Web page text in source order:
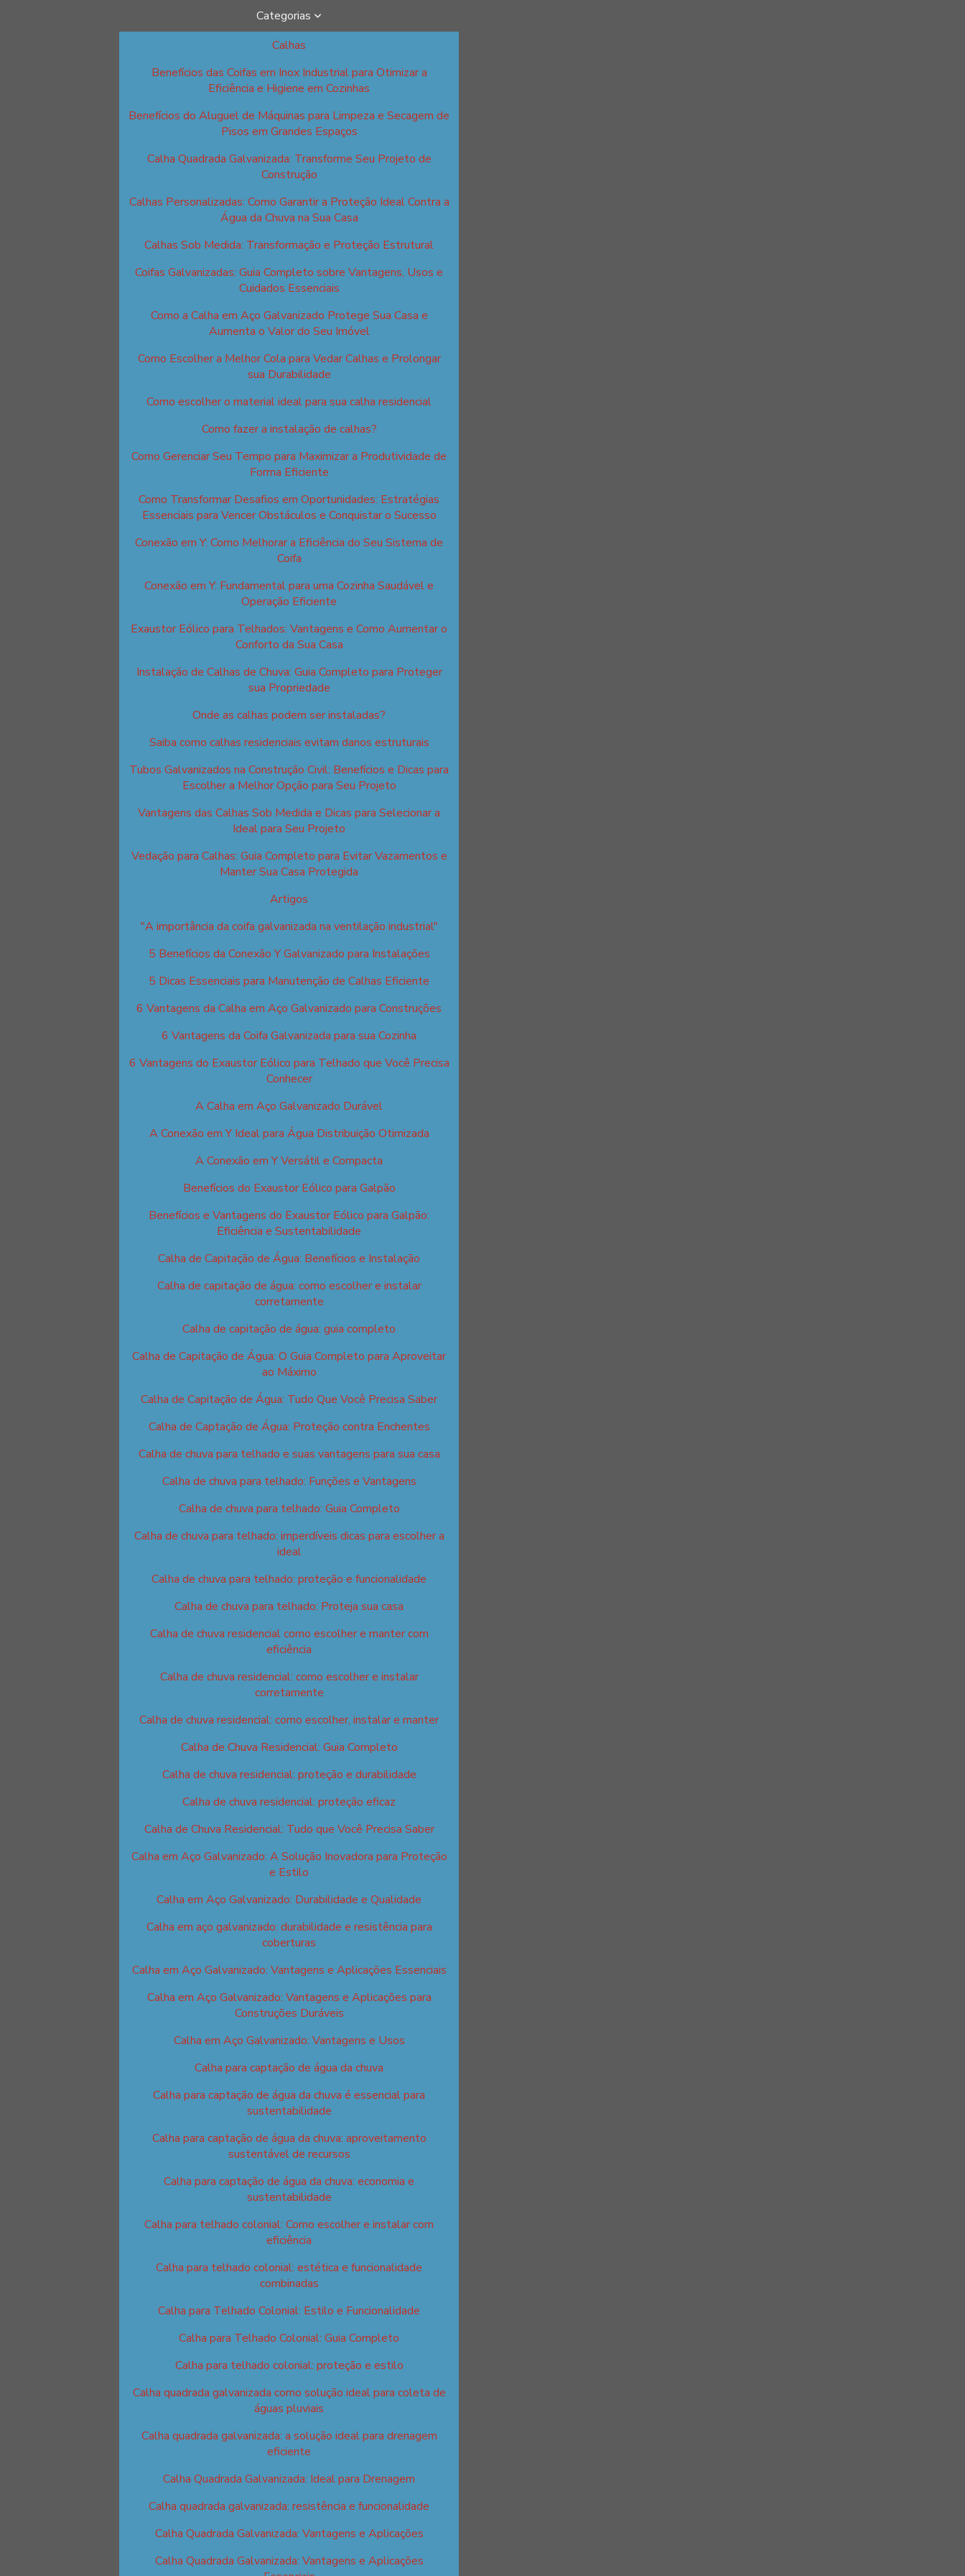
Categorias
Calhas
Benefícios das Coifas em Inox Industrial para Otimizar a
Eficiência e Higiene em Cozinhas
Benefícios do Aluguel de Máquinas para Limpeza e Secagem de
Pisos em Grandes Espaços
Calha Quadrada Galvanizada: Transforme Seu Projeto de
Construção
Calhas Personalizadas: Como Garantir a Proteção Ideal Contra a
Água da Chuva na Sua Casa
Calhas Sob Medida: Transformação e Proteção Estrutural
Coifas Galvanizadas: Guia Completo sobre Vantagens, Usos e
Cuidados Essenciais
Como a Calha em Aço Galvanizado Protege Sua Casa e
Aumenta o Valor do Seu Imóvel
Como Escolher a Melhor Cola para Vedar Calhas e Prolongar
sua Durabilidade
Como escolher o material ideal para sua calha residencial
Como fazer a instalação de calhas?
Como Gerenciar Seu Tempo para Maximizar a Produtividade de
Forma Eficiente
Como Transformar Desafios em Oportunidades: Estratégias
Essenciais para Vencer Obstáculos e Conquistar o Sucesso
Conexão em Y: Como Melhorar a Eficiência do Seu Sistema de
Coifa
Conexão em Y: Fundamental para uma Cozinha Saudável e
Operação Eficiente
Exaustor Eólico para Telhados: Vantagens e Como Aumentar o
Conforto da Sua Casa
Instalação de Calhas de Chuva: Guia Completo para Proteger
sua Propriedade
Onde as calhas podem ser instaladas?
Saiba como calhas residenciais evitam danos estruturais
Tubos Galvanizados na Construção Civil: Benefícios e Dicas para
Escolher a Melhor Opção para Seu Projeto
Vantagens das Calhas Sob Medida e Dicas para Selecionar a
Ideal para Seu Projeto
Vedação para Calhas: Guia Completo para Evitar Vazamentos e
Manter Sua Casa Protegida
Artigos
"A importância da coifa galvanizada na ventilação industrial"
5 Benefícios da Conexão Y Galvanizado para Instalações
5 Dicas Essenciais para Manutenção de Calhas Eficiente
6 Vantagens da Calha em Aço Galvanizado para Construções
6 Vantagens da Coifa Galvanizada para sua Cozinha
6 Vantagens do Exaustor Eólico para Telhado que Você Precisa
Conhecer
A Calha em Aço Galvanizado Durável
A Conexão em Y Ideal para Água Distribuição Otimizada
A Conexão em Y Versátil e Compacta
Benefícios do Exaustor Eólico para Galpão
Benefícios e Vantagens do Exaustor Eólico para Galpão:
Eficiência e Sustentabilidade
Calha de Capitação de Água: Benefícios e Instalação
Calha de capitação de água: como escolher e instalar
corretamente
Calha de capitação de água: guia completo
Calha de Capitação de Água: O Guia Completo para Aproveitar
ao Máximo
Calha de Capitação de Água: Tudo Que Você Precisa Saber
Calha de Captação de Água: Proteção contra Enchentes
Calha de chuva para telhado e suas vantagens para sua casa
Calha de chuva para telhado: Funções e Vantagens
Calha de chuva para telhado: Guia Completo
Calha de chuva para telhado: imperdíveis dicas para escolher a
ideal
Calha de chuva para telhado: proteção e funcionalidade
Calha de chuva para telhado: Proteja sua casa
Calha de chuva residencial como escolher e manter com
eficiência
Calha de chuva residencial: como escolher e instalar
corretamente
Calha de chuva residencial: como escolher, instalar e manter
Calha de Chuva Residencial: Guia Completo
Calha de chuva residencial: proteção e durabilidade
Calha de chuva residencial: proteção eficaz
Calha de Chuva Residencial: Tudo que Você Precisa Saber
Calha em Aço Galvanizado: A Solução Inovadora para Proteção
e Estilo
Calha em Aço Galvanizado: Durabilidade e Qualidade
Calha em aço galvanizado: durabilidade e resistência para
coberturas
Calha em Aço Galvanizado: Vantagens e Aplicações Essenciais
Calha em Aço Galvanizado: Vantagens e Aplicações para
Construções Duráveis
Calha em Aço Galvanizado: Vantagens e Usos
Calha para captação de água da chuva
Calha para captação de água da chuva é essencial para
sustentabilidade
Calha para captação de água da chuva: aproveitamento
sustentável de recursos
Calha para captação de água da chuva: economia e
sustentabilidade
Calha para telhado colonial: Como escolher e instalar com
eficiência
Calha para telhado colonial: estética e funcionalidade
combinadas
Calha para Telhado Colonial: Estilo e Funcionalidade
Calha para Telhado Colonial: Guia Completo
Calha para telhado colonial: proteção e estilo
Calha quadrada galvanizada como solução ideal para coleta de
águas pluviais
Calha quadrada galvanizada: a solução ideal para drenagem
eficiente
Calha Quadrada Galvanizada: Ideal para Drenagem
Calha quadrada galvanizada: resistência e funcionalidade
Calha Quadrada Galvanizada: Vantagens e Aplicações
Calha Quadrada Galvanizada: Vantagens e Aplicações